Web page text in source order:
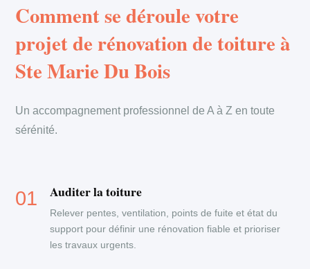
Comment se déroule votre
projet de rénovation de toiture à
Ste Marie Du Bois
Un accompagnement professionnel de A à Z en toute
sérénité.
Auditer la toiture
Relever pentes, ventilation, points de fuite et état du
support pour définir une rénovation fiable et prioriser
les travaux urgents.